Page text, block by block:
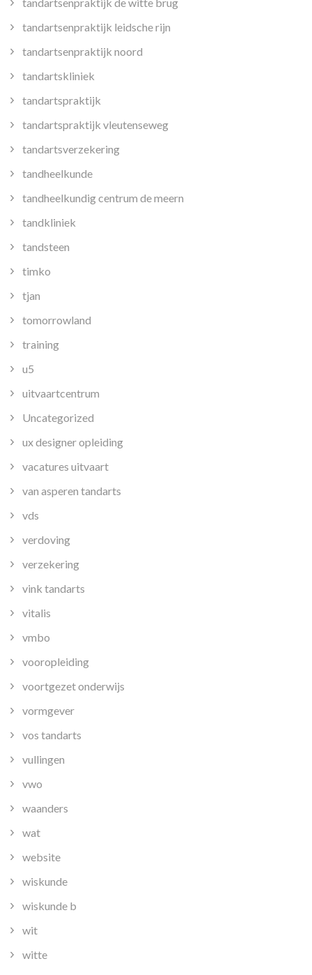
tandartsenpraktijk leidsche rijn
tandartsenpraktijk noord
tandartskliniek
tandartspraktijk
tandartspraktijk vleutenseweg
tandartsverzekering
tandheelkunde
tandheelkundig centrum de meern
tandkliniek
tandsteen
timko
tjan
tomorrowland
training
u5
uitvaartcentrum
Uncategorized
ux designer opleiding
vacatures uitvaart
van asperen tandarts
vds
verdoving
verzekering
vink tandarts
vitalis
vmbo
vooropleiding
voortgezet onderwijs
vormgever
vos tandarts
vullingen
vwo
waanders
wat
website
wiskunde
wiskunde b
wit
witte